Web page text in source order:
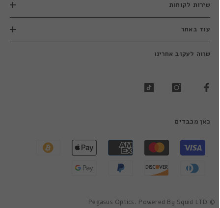
שירות לקוחות
עוד באתר
שווה לעקוב אחרינו
כאן מכבדים
שיטות
תשלום
© Pegasus Optics. Powered By Squid LTD